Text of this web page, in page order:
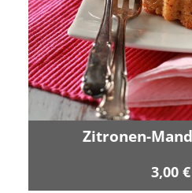
Zitronen-
3,00